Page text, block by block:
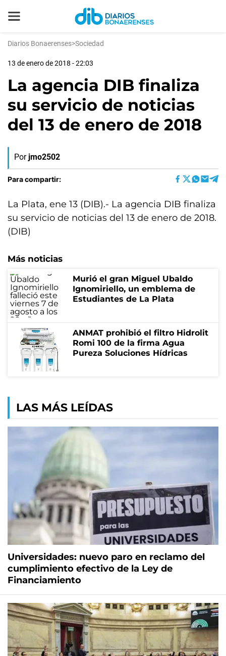
Diarios Bonaerenses>Sociedad
13 de enero de 2018 - 22:03
La agencia DIB finaliza
su servicio de noticias
del 13 de enero de 2018
Por jmo2502
Para compartir:
La Plata, ene 13 (DIB).- La agencia DIB finaliza
su servicio de noticias del 13 de enero de 2018.
(DIB)
Más noticias
Murió el gran Miguel Ubaldo
Ignomiriello, un emblema de
Estudiantes de La Plata
ANMAT prohibió el filtro Hidrolit
Romi 100 de la firma Agua
Pureza Soluciones Hídricas
LAS MÁS LEÍDAS
Universidades: nuevo paro en reclamo del
cumplimiento efectivo de la Ley de
Financiamiento